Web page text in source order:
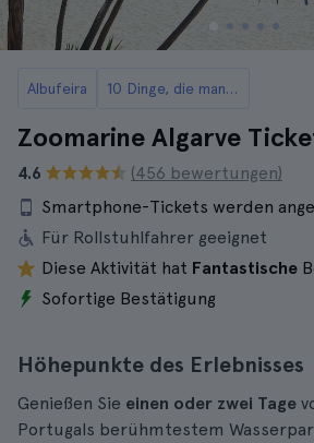
Albufeira 10 Dinge, die man in Albufeira tun kann
Zoomarine Algarve
4.6
(456 bewertungen)
Smartphone-Tickets werden
Für Rollstuhlfahrer geeignet
Diese Aktivität hat Fantastische
Sofortige Bestätigung
Höhepunkte des Erlebnisses
Genießen Sie einen oder zwei Tage
Portugals berühmtestem